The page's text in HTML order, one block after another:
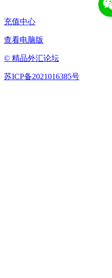
充值中心
查看电脑版
© 精品外汇论坛
苏ICP备2021016385号